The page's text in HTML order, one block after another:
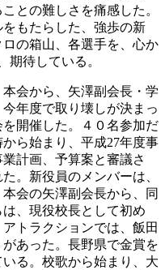
との難しさを痛感した。
もたらした、強歩の新
の箱山、各選手を、心か
期待している。
会から、矢澤副会長・学
年度で取り壊しが決まっ
開催した。４０名参加だ
ら始まり、平成27年度事
計画、予算案と審議さ
。新役員のメンバーは、
会の矢澤副会長から、同
、現役校長として初め
トラクションでは、飯田
あった。長野県で金賞を
る。校歌から始まり、大